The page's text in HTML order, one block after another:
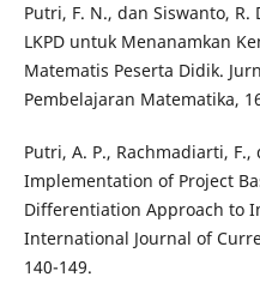
Putri, F. N., dan Siswanto, R.
LKPD untuk Menanamkan
Matematis Peserta Didik.
Pembelajaran Matematika,
Putri, A. P., Rachmadiarti,
Implementation of Project
Differentiation Approach to
International Journal of
140-149.